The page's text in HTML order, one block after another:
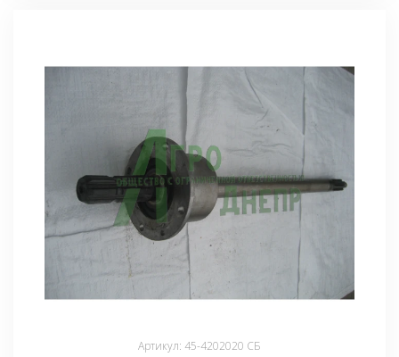
Артикул: 45-4202020 СБ